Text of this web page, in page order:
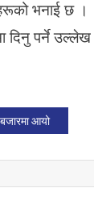
भनाई छ ।
दिनु पर्ने
आयो